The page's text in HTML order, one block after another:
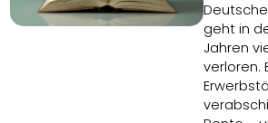
geht in
Jahren
verloren.